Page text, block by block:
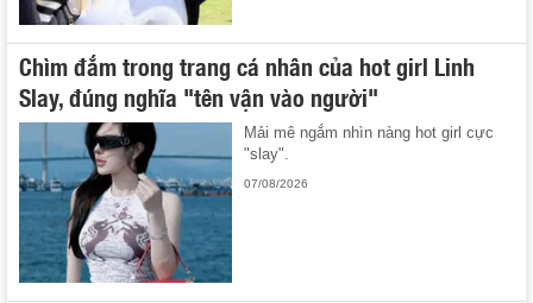
Chìm đắm trong trang cá nhân của hot girl Linh
Slay, đúng nghĩa "tên vận vào người"
Mải mê ngắm nhìn nàng hot girl cực
"slay".
07/08/2026